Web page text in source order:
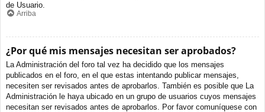
de Usuario.
Arriba
¿Por qué mis mensajes necesitan ser aprobados?
La Administración del foro tal vez ha decidido que los mensajes
publicados en el foro, en el que estas intentando publicar mensajes,
necesiten ser revisados antes de aprobarlos. También es posible que La
Administración le haya ubicado en un grupo de usuarios cuyos mensajes
necesitan ser revisados antes de aprobarlos. Por favor comuníquese con